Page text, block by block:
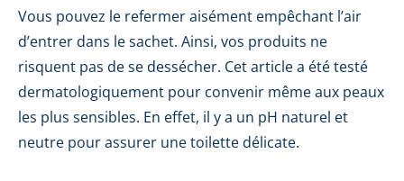
Vous pouvez le refermer aisément empêchant l’air
d’entrer dans le sachet. Ainsi, vos produits ne
risquent pas de se dessécher. Cet article a été testé
dermatologiquement pour convenir même aux peaux
les plus sensibles. En effet, il y a un pH naturel et
neutre pour assurer une toilette délicate.